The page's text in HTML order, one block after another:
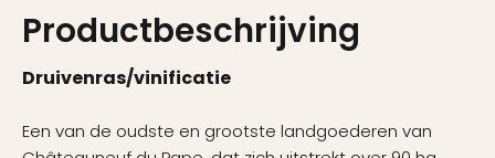
Productbeschrijving
Druivenras/vinificatie
Een van de oudste en grootste landgoederen van